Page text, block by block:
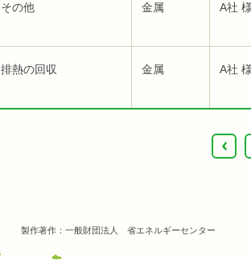
その他 金属 A社
排熱の回収 金属 A社
‹
製作著作：一般財団法人 省エネルギーセンター